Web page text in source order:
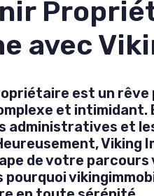
avec
est un rêve
et intimidant.
administratives et
Viking
de votre
pourquoi